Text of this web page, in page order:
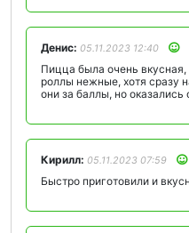
Денис: 05.11.2023 12:40
Пицца была очень
роллы нежные, хотя сразу
они за баллы, но оказались
Кирилл: 05.11.2023 07:59
Быстро приготовили и